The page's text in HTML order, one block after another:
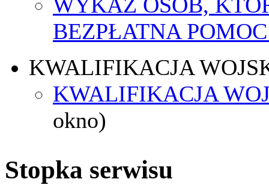
BEZPŁATNA
KWALIFIKACJA
KWALIFIKACJA
okno)
Stopka serwisu